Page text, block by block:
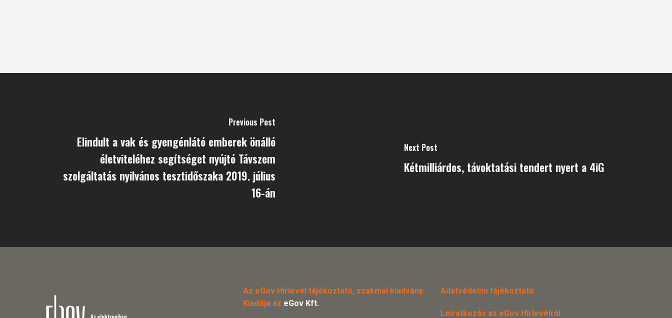
Previous Post
Elindult a vak és gyengénlátó emberek önálló
életviteléhez segítséget nyújtó Távszem
szolgáltatás nyilvános tesztidőszaka 2019. július
16-án
Next Post
Kétmilliárdos, távoktatási tendert nyert a 4iG
Az eGov Hírlevél tájékoztató, szakmai kiadvány.
Kiadója az eGov Kft.
Adatvédelmi tájékoztató
Leiratkozás az eGov Hírlevélről